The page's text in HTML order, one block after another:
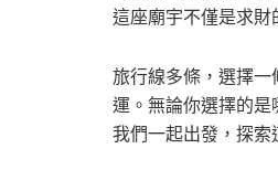
這座廟宇不僅是求財
旅行線多條，選擇
運。無論你選擇的
我們一起出發，探索